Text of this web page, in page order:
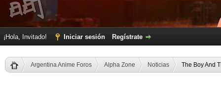
¡Hola, Invitado! Iniciar sesión Regístrate
Argentina Anime Foros Alpha Zone Noticias The Boy And